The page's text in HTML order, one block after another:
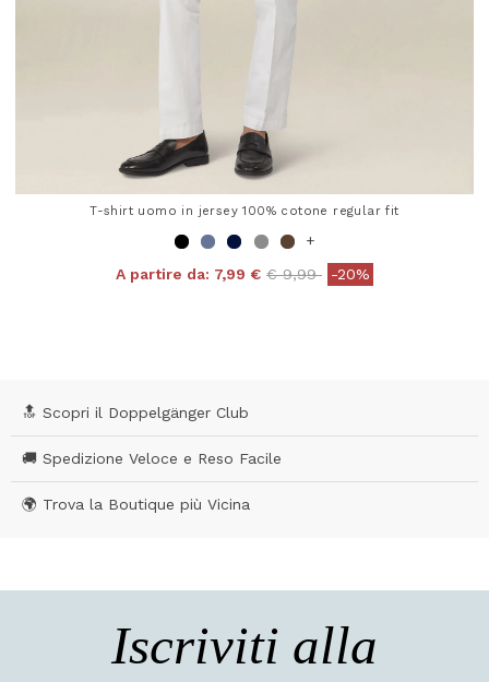
T-shirt uomo in jersey 100% cotone regular fit
+
A partire da: 7,99 € Price reduced from
€ 9,99to-20%
🔝 Scopri il Doppelgänger Club
🚚 Spedizione Veloce e Reso Facile
🌍 Trova la Boutique più Vicina
Iscriviti alla